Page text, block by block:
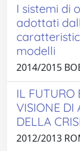
I sistemi di
adottati
modelli
2014/2015
IL FUTURO
VISIONE DI
DELLA
2012/2013